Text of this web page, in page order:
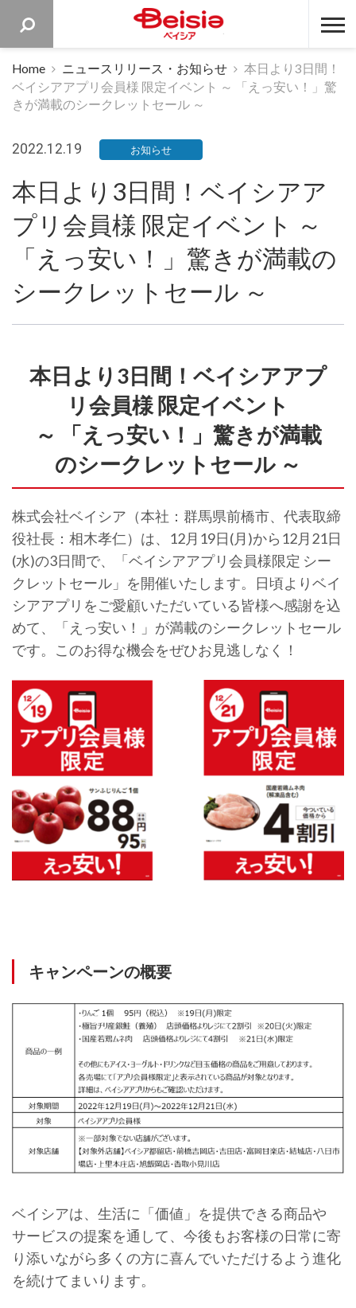
ベイシア
Home ニュースリリース・お知らせ
本日より3日間！
ベイシアアプリ会員様 限定イベント ～ 「えっ安い！」驚
きが満載のシークレットセール ～
2022.12.19 お知らせ
本日より3日間！ベイシアア
プリ会員様 限定イベント ～
「えっ安い！」驚きが満載の
シークレットセール ～
本日より3日間！ベイシアアプ
リ会員様 限定イベント
～ 「えっ安い！」驚きが満載
のシークレットセール ～
株式会社ベイシア（本社：群馬県前橋市、代表取締
役社長：相木孝仁）は、12月19日(月)から12月21日
(水)の3日間で、「ベイシアアプリ会員様限定 シー
クレットセール」を開催いたします。日頃よりベイ
シアアプリをご愛顧いただいている皆様へ感謝を込
めて、「えっ安い！」が満載のシークレットセール
です。このお得な機会をぜひお見逃しなく！
キャンペーンの概要
ベイシアは、生活に「価値」を提供できる商品や
サービスの提案を通して、今後もお客様の日常に寄
り添いながら多くの方に喜んでいただけるよう進化
を続けてまいります。